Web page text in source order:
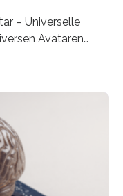
– Universelle
Avataren
Euro. Dabei
KI-gestützte
für realistische
und
Avatare zu
eine ganzheitliche